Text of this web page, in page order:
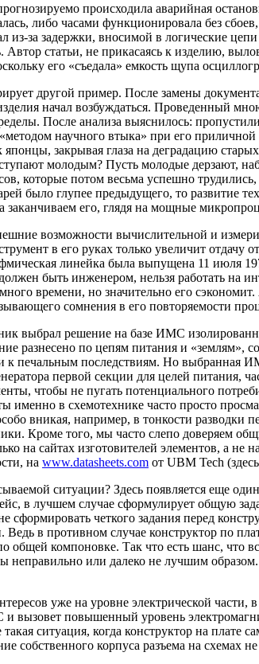
происходила аварийная
либо часами функционировала без
из-за задержки, вносимой в логические
Автор статьи, не прикасаясь к изделию,
его «съедала» емкость щупа
другой пример. После замены
начал возбуждаться. Проведенный
После анализа выяснилось:
научного втыка» при его
закрывая глаза на деградацию
молодым? Пусть молодые дерзают,
которые потом весьма успешно
было глупее предыдущего, то
заканчиваем его, глядя на мощные
возможности вычислительной и
в его руках только увеличит отдачу
линейка была выпущена 11 июля
быть инженером, нельзя работать
времени, но значительно его
сомнения в его повторяемости
выбрал решение на базе ИМС
разнесено по цепям питания и «землям»,
к печальным последствиям. Но
первой секции для целей питания,
чтобы не пугать потенциального
именно в схемотехнике часто просто
вникая, например, в тонкости разводки
Кроме того, мы часто слепо доверяем
на сайтах изготовителей элементов, а
на www.datasheets.com от UBM Tech
ситуации? Здесь появляется еще
в лучшем случае сформулирует общую
сформировать четкого задания перед
Ведь в противном случае конструктор по
общей компоновке. Так что есть шанс, что
неправильно или далеко не лучшим
уже на уровне электрической
повышенный уровень
ситуация, когда конструктор на
корпуса разъема на схемах